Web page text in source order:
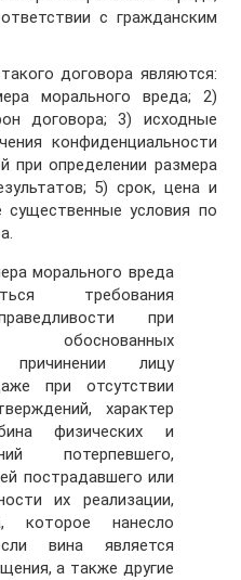
с гражданским
договора являются:
морального вреда; 2)
договора; 3) исходные
конфиденциальности
при определении размера
5) срок, цена и
существенные условия по
морального вреда
требования
при
лицу
при отсутствии
характер
физических и
потерпевшего,
пострадавшего или
их реализации,
которое нанесло
вина является
а также другие